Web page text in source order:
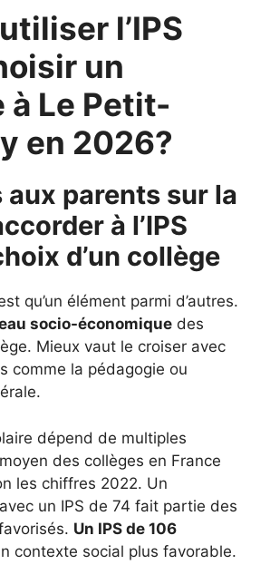
l’IPS
un
à Le Petit-
en 2026?
aux parents sur la
à l’IPS
d’un collège
qu’un élément parmi d’autres.
socio-économique des
Mieux vaut le croiser avec
comme la pédagogie ou
dépend de multiples
des collèges en France
les chiffres 2022. Un
un IPS de 74 fait partie des
Un IPS de 106
contexte social plus favorable.